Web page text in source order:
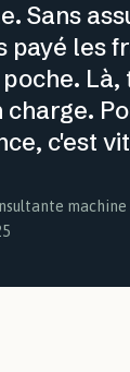
Sans
payé les
Là,
charge.
c'est